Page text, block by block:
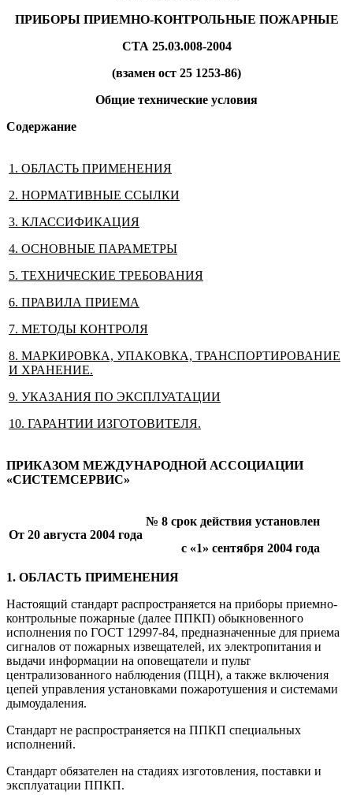
ПРИБОРЫ ПРИЕМНО-КОНТРОЛЬНЫЕ ПОЖАРНЫЕ
СТА 25.03.008-2004
(взамен ост 25 1253-86)
Общие технические условия
Содержание
1. ОБЛАСТЬ ПРИМЕНЕНИЯ
2. НОРМАТИВНЫЕ ССЫЛКИ
3. КЛАССИФИКАЦИЯ
4. ОСНОВНЫЕ ПАРАМЕТРЫ
5. ТЕХНИЧЕСКИЕ ТРЕБОВАНИЯ
6. ПРАВИЛА ПРИЕМА
7. МЕТОДЫ КОНТРОЛЯ
8. МАРКИРОВКА, УПАКОВКА, ТРАНСПОРТИРОВАНИЕ
И ХРАНЕНИЕ.
9. УКАЗАНИЯ ПО ЭКСПЛУАТАЦИИ
10. ГАРАНТИИ ИЗГОТОВИТЕЛЯ.
ПРИКАЗОМ МЕЖДУНАРОДНОЙ АССОЦИАЦИИ
«СИСТЕМСЕРВИС»
От 20 августа 2004 года
№ 8 срок действия установлен
с «1» сентября 2004 года
1. ОБЛАСТЬ ПРИМЕНЕНИЯ
Настоящий стандарт распространяется на приборы приемно-
контрольные пожарные (далее ППКП) обыкновенного
исполнения по ГОСТ 12997-84, предназначенные для приема
сигналов от пожарных извещателей, их электропитания и
выдачи информации на оповещатели и пульт
централизованного наблюдения (ПЦН), а также включения
цепей управления установками пожаротушения и системами
дымоудаления.
Стандарт не распространяется на ППКП специальных
исполнений.
Стандарт обязателен на стадиях изготовления, поставки и
эксплуатации ППКП.